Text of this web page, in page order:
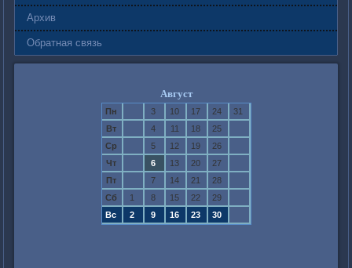
Архив
Обратная связь
Август
Пн 3 10 17 24
31
Вт
4 11 18
25
Ср
5 12 19
26
Чт
6 13 20
27
Пт
7 14 21
28
Сб
1 8 15 22
29
Вс
2 9 16 23 30